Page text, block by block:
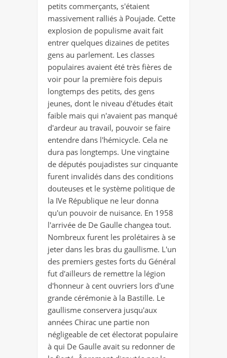
petits commerçants, s'étaient
massivement ralliés à Poujade. Cette
explosion de populisme avait fait
entrer quelques dizaines de petites
gens au parlement. Les classes
populaires avaient été très fières de
voir pour la première fois depuis
longtemps des petits, des gens
jeunes, dont le niveau d'études était
faible mais qui n'avaient pas manqué
d'ardeur au travail, pouvoir se faire
entendre dans l'hémicycle. Cela ne
dura pas longtemps. Une vingtaine
de députés poujadistes sur cinquante
furent invalidés dans des conditions
douteuses et le système politique de
la IVe République ne leur donna
qu'un pouvoir de nuisance. En 1958
l'arrivée de De Gaulle changea tout.
Nombreux furent les prolétaires à se
jeter dans les bras du gaullisme. L'un
des premiers gestes forts du Général
fut d'ailleurs de remettre la légion
d'honneur à cent ouvriers lors d'une
grande cérémonie à la Bastille. Le
gaullisme conservera jusqu'aux
années Chirac une partie non
négligeable de cet électorat populaire
à qui De Gaulle avait su redonner de